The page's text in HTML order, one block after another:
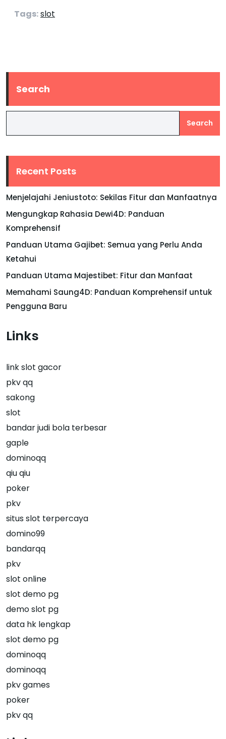
Tags:slot
Search
Search
Recent Posts
Menjelajahi Jeniustoto: Sekilas Fitur dan Manfaatnya
Mengungkap Rahasia Dewi4D: Panduan
Komprehensif
Panduan Utama Gajibet: Semua yang Perlu Anda
Ketahui
Panduan Utama Majestibet: Fitur dan Manfaat
Memahami Saung4D: Panduan Komprehensif untuk
Pengguna Baru
Links
link slot gacor
pkv qq
sakong
slot
bandar judi bola terbesar
gaple
dominoqq
qiu qiu
poker
pkv
situs slot terpercaya
domino99
bandarqq
pkv
slot online
slot demo pg
demo slot pg
data hk lengkap
slot demo pg
dominoqq
dominoqq
pkv games
poker
pkv qq